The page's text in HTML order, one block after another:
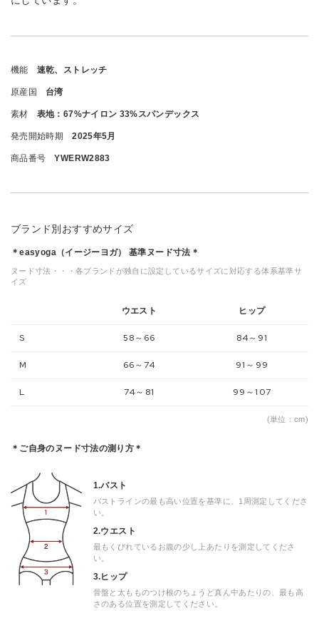
機能 速乾、ストレッチ
原産国 台湾
素材 表地：67%ナイロン 33%スパンデックス
発売開始時期 2025年5月
商品番号 YWERW2883
ブランド別おすすめサイズ
＊easyoga（イージーヨガ） 基準ヌード寸法＊
ヌード寸法・・・各ブランドが独自に設定しているサイズに対応する体系基準サ
イズ
ウエスト ヒップ
S 58～66 84～91
M 66～74 91～99
L 74～81 99～107
(単位：cm)
＊ご自身のヌード寸法の測り方＊
1.バスト
バストラインの最も高い位置を基準に、1周測定してくださ
い。
2.ウエスト
最もくびれているお腹の少し上あたりを測定してくださ
い。
3.ヒップ
骨盤と太もものつけ根のちょうど真ん中あたりの、最も高
さのある位置を測定してください。